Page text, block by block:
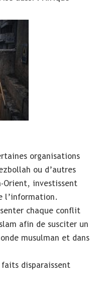
organisations
ou d’autres
Orient, investissent
l’information.
chaque conflit
afin de susciter un
musulman et dans
disparaissent